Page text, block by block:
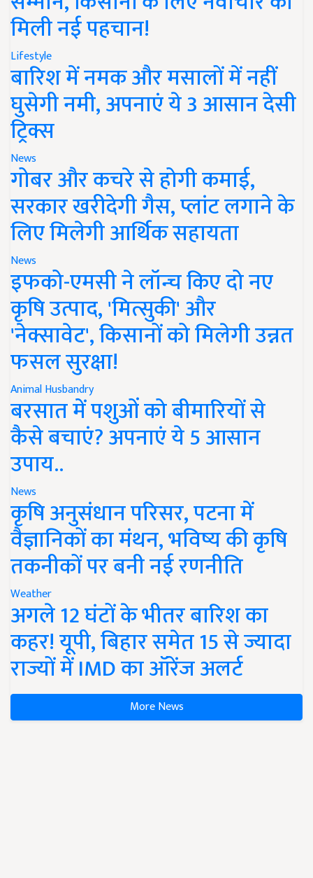
मिली नई पहचान!
Lifestyle
बारिश में नमक और मसालों में नहीं
घुसेगी नमी, अपनाएं ये 3 आसान देसी
ट्रिक्स
News
गोबर और कचरे से होगी कमाई,
सरकार खरीदेगी गैस, प्लांट लगाने के
लिए मिलेगी आर्थिक सहायता
News
इफको-एमसी ने लॉन्च किए दो नए
कृषि उत्पाद, 'मित्सुकी' और
'नेक्सावेट', किसानों को मिलेगी उन्नत
फसल सुरक्षा!
Animal Husbandry
बरसात में पशुओं को बीमारियों से
कैसे बचाएं? अपनाएं ये 5 आसान
उपाय..
News
कृषि अनुसंधान परिसर, पटना में
वैज्ञानिकों का मंथन, भविष्य की कृषि
तकनीकों पर बनी नई रणनीति
Weather
अगले 12 घंटों के भीतर बारिश का
कहर! यूपी, बिहार समेत 15 से ज्यादा
राज्यों में IMD का ऑरेंज अलर्ट
More News